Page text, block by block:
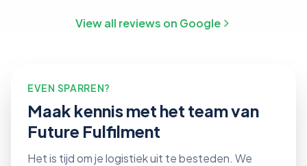
View all reviews on Google
EVEN SPARREN?
Maak kennis met het team van
Future Fulfilment
Het is tijd om je logistiek uit te besteden. We